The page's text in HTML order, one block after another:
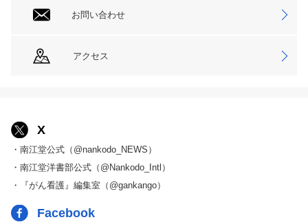
お問い合わせ
アクセス
X
・南江堂公式（@nankodo_NEWS）
・南江堂洋書部公式（@Nankodo_Intl）
・『がん看護』編集室（@gankango）
Facebook